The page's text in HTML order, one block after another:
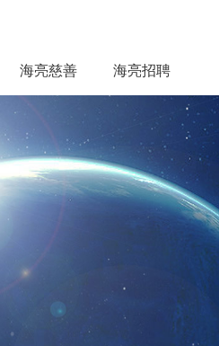
海亮慈善 海亮招聘